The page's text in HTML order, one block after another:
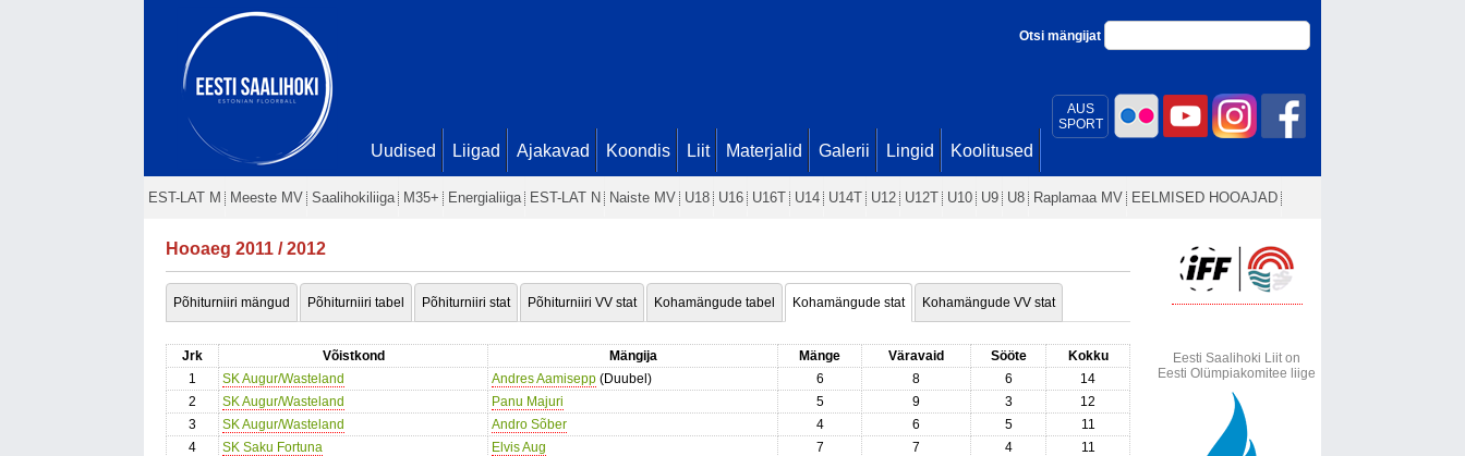
AUS
SPORT
Otsi mängijat
Uudised Liigad Ajakavad Koondis Liit Materjalid Galerii Lingid Koolitused
EST-LAT M Meeste MV Saalihokiliiga M35+ Energialiiga EST-LAT N Naiste MV U18 U16 U16T U14 U14T U12 U12T U10 U9 U8 Raplamaa MV EELMISED HOOAJAD
Hooaeg 2011 / 2012
Põhiturniiri mängud Põhiturniiri tabel Põhiturniiri stat Põhiturniiri VV stat Kohamängude tabel Kohamängude stat Kohamängude VV stat
Jrk Võistkond Mängija Mänge Väravaid Sööte
Kokku
1
SK Augur/Wasteland Andres Aamisepp (Duubel) 6 8 6
14
2
SK Augur/Wasteland Panu Majuri 5 9 3
12
3
SK Augur/Wasteland Andro Sõber 4 6 5
11
4
SK Saku Fortuna Elvis Aug 7 7 4
11
Eesti Saalihoki Liit on
Eesti Olümpiakomitee liige